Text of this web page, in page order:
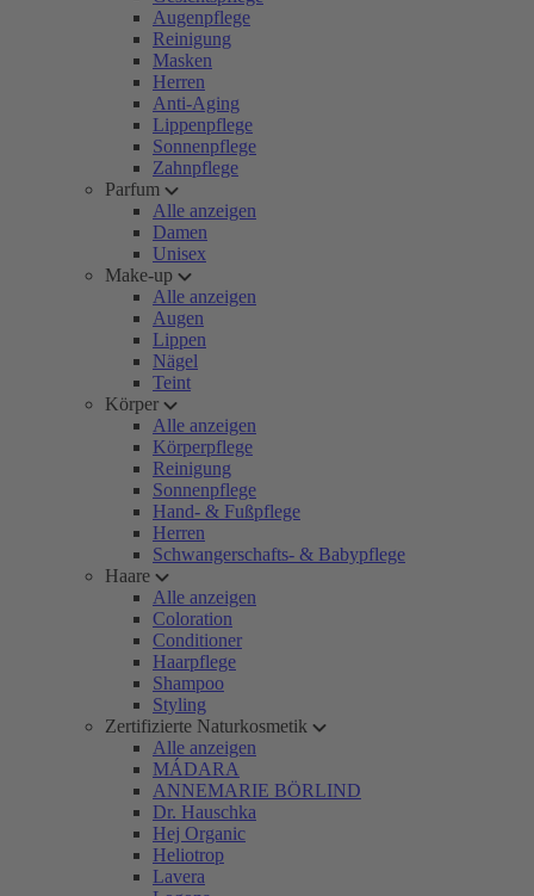
Augenpflege
Reinigung
Masken
Herren
Anti-Aging
Lippenpflege
Sonnenpflege
Zahnpflege
Parfum
Alle anzeigen
Damen
Unisex
Make-up
Alle anzeigen
Augen
Lippen
Nägel
Teint
Körper
Alle anzeigen
Körperpflege
Reinigung
Sonnenpflege
Hand- & Fußpflege
Herren
Schwangerschafts- & Babypflege
Haare
Alle anzeigen
Coloration
Conditioner
Haarpflege
Shampoo
Styling
Zertifizierte Naturkosmetik
Alle anzeigen
MÁDARA
ANNEMARIE BÖRLIND
Dr. Hauschka
Hej Organic
Heliotrop
Lavera